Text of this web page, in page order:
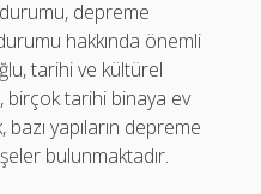
depreme
durumu hakkında önemli
tarihi ve kültürel
birçok tarihi binaya ev
yapıların depreme
bulunmaktadır.